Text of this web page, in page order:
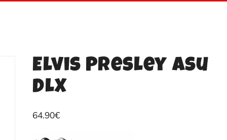
Elvis Presley asu
DLX
64.90€